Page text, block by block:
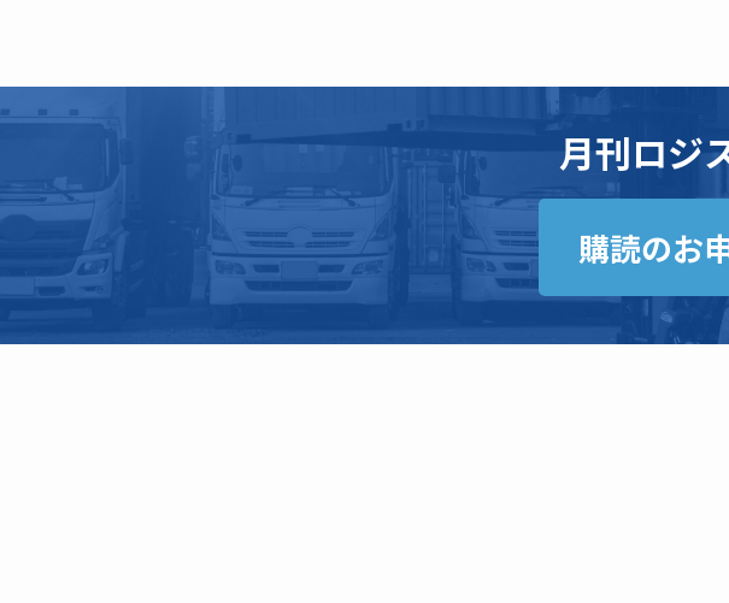
月刊ロジ
購読のお